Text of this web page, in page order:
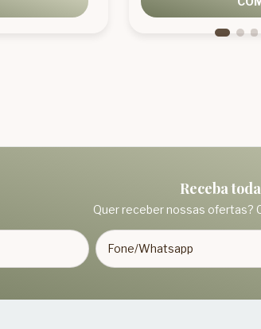
Receba
Quer receber nossas ofertas?